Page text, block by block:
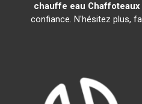
chauffe eau Chaffoteaux
confiance. N'hésitez plus,